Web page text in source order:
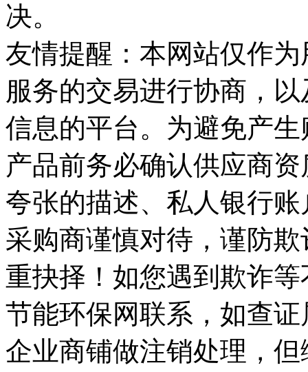
决。
友情提醒：本网站仅作
服务的交易进行协商，
信息的平台。为避免产
产品前务必确认供应商
夸张的描述、私人银行
采购商谨慎对待，谨防
重抉择！如您遇到欺诈
节能环保网联系，如查
企业商铺做注销处理，